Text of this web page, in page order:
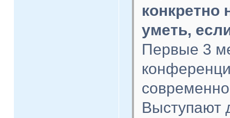
конкретно
уметь,
Первые 3
Выступают